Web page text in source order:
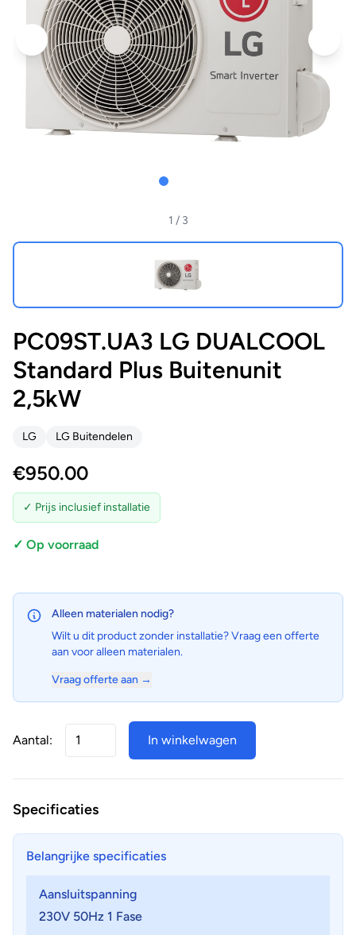
1 / 3
PC09ST.UA3 LG DUALCOOL
Standard Plus Buitenunit
2,5kW
LG LG Buitendelen
€950.00
✓ Prijs inclusief installatie
✓ Op voorraad
Alleen materialen nodig?
Wilt u dit product zonder installatie? Vraag een offerte
aan voor alleen materialen.
Vraag offerte aan →
Aantal: In winkelwagen
Specificaties
Belangrijke specificaties
Aansluitspanning
230V 50Hz 1 Fase